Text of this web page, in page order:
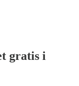
gratis i